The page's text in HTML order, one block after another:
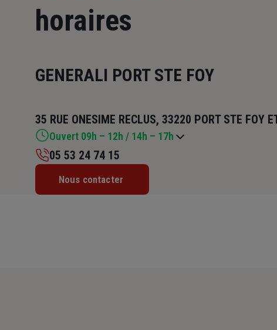
horaires
GENERALI PORT STE FOY
35 RUE ONESIME RECLUS, 33220 PORT STE FOY
Ouvert 09h – 12h / 14h – 17h
Mardi : 09h – 12h / 14h – 17h
05 53 24 74 15
Nous contacter